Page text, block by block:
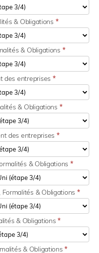
& Obligations *
& Obligations *
des entreprises *
& Obligations *
des entreprises *
& Obligations *
& Obligations *
& Obligations*
& Obligations*